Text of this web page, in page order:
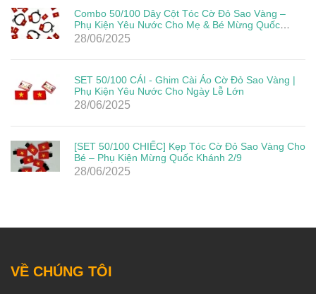
Combo 50/100 Dây Cột Tóc Cờ Đỏ Sao Vàng –
Phụ Kiện Yêu Nước Cho Mẹ & Bé Mừng Quốc
Khánh 2/9
28/06/2025
SET 50/100 CÁI - Ghim Cài Áo Cờ Đỏ Sao Vàng |
Phụ Kiện Yêu Nước Cho Ngày Lễ Lớn
28/06/2025
[SET 50/100 CHIẾC] Kẹp Tóc Cờ Đỏ Sao Vàng Cho
Bé – Phụ Kiện Mừng Quốc Khánh 2/9
28/06/2025
VỀ CHÚNG TÔI